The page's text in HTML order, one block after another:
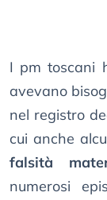
I pm toscani
avevano
nel registro
cui anche
falsità
numerosi